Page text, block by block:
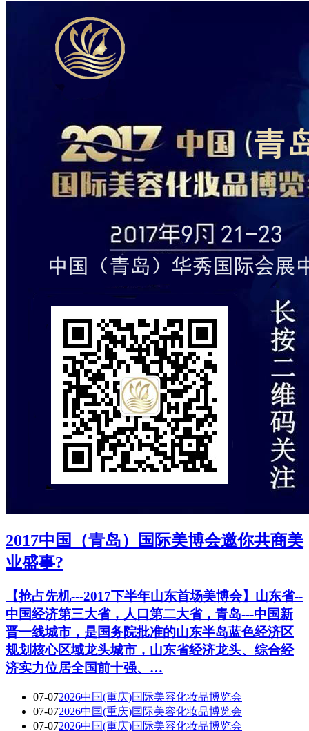
2017中国（青岛）国际美博会邀你共商美
业盛事?
【抢占先机---2017下半年山东首场美博会】山东省--
中国经济第三大省，人口第二大省，青岛---中国新
晋一线城市，是国务院批准的山东半岛蓝色经济区
规划核心区域龙头城市，山东省经济龙头、综合经
济实力位居全国前十强、…
07-072026中国(重庆)国际美容化妆品博览会
07-072026中国(重庆)国际美容化妆品博览会
07-072026中国(重庆)国际美容化妆品博览会